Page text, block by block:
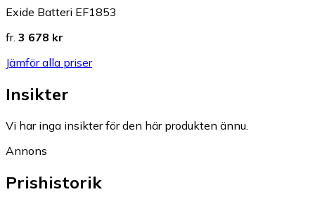
Exide Batteri EF1853
fr. 3 678 kr
Jämför alla priser
Insikter
Vi har inga insikter för den här produkten ännu.
Annons
Prishistorik